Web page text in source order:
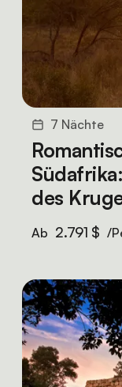
7 Nächte
des
Ab 2.791 $ /